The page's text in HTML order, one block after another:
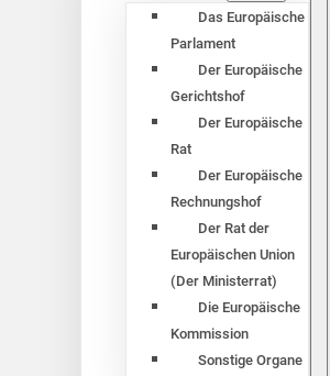
Das Europäische
Parlament
Der Europäische
Gerichtshof
Der Europäische
Rat
Der Europäische
Rechnungshof
Der Rat der
Europäischen Union
(Der Ministerrat)
Die Europäische
Kommission
Sonstige Organe